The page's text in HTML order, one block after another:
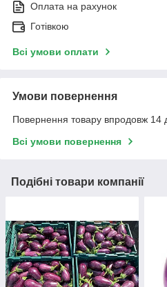
Оплата на рахунок
Готівкою
Всі умови оплати
Умови повернення
Повернення товару впродовж 14
Всі умови повернення
Подібні товари компанії